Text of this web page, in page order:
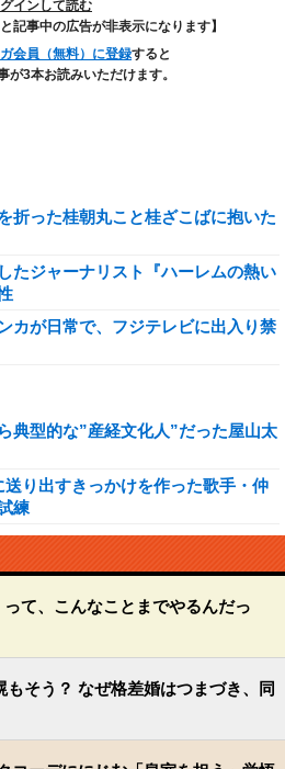
インして読む
記事中の広告が非表示になります】
会員（無料）に登録すると
が3本お読みいただけます。
折った桂朝丸こと桂ざこばに抱いた
たジャーナリスト『ハーレムの熱い
カが日常で、フジテレビに出入り禁
典型的な”産経文化人”だった屋山太
送り出すきっかけを作った歌手・仲
練
って、こんなことまでやるんだっ
もそう？ なぜ格差婚はつまづき、同